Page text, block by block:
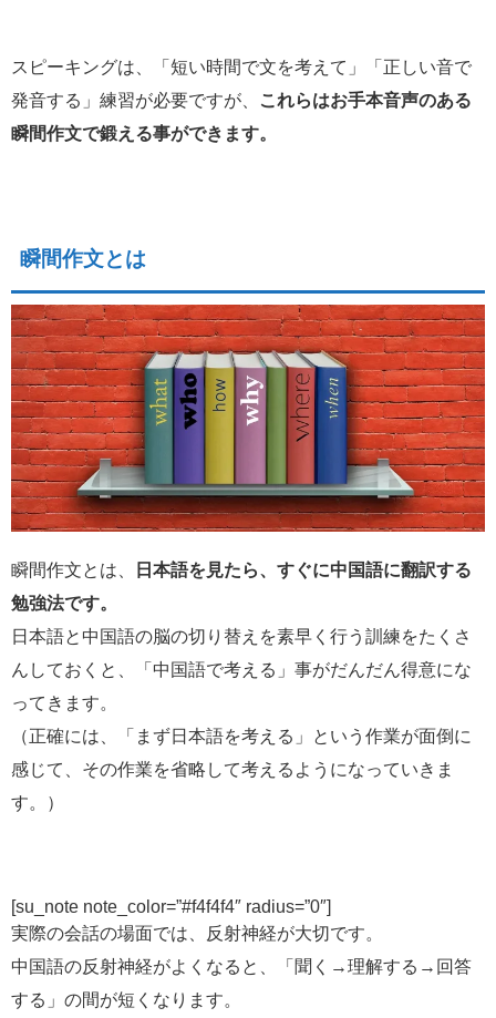
スピーキングは、「短い時間で文を考えて」「正しい音で
発音する」練習が必要ですが、
これらはお手本音声のある
瞬間作文で鍛える事ができます。
瞬間作文とは
瞬間作文とは、
日本語を見たら、すぐに中国語に翻訳する
勉強法です。
日本語と中国語の脳の切り替えを素早く行う訓練をたくさ
んしておくと、「中国語で考える」事がだんだん得意にな
ってきます。
（正確には、「まず日本語を考える」という作業が面倒に
感じて、その作業を省略して考えるようになっていきま
す。）
[su_note note_color=”#f4f4f4″ radius=”0″]
実際の会話の場面では、反射神経が大切です。
中国語の反射神経がよくなると、「聞く→理解する→回答
する」の間が短くなります。